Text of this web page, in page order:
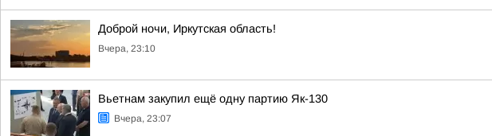
Доброй ночи, Иркутская область!
Вчера, 23:10
Вьетнам закупил ещё одну партию Як-130
Вчера, 23:07